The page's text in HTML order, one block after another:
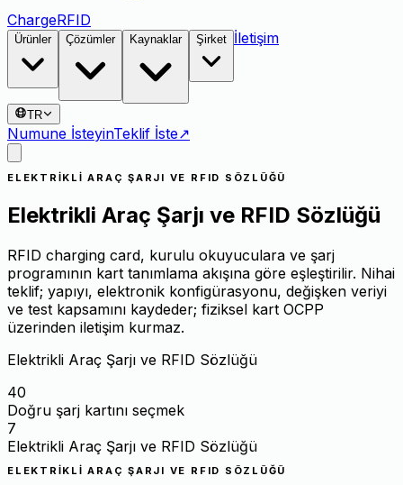
ChargeRFID
Ürünler Çözümler Kaynaklar Şirket İletişim
TR
Numune İsteyinTeklif İste↗
ELEKTRIKLI ARAÇ ŞARJI VE RFID SÖZLÜĞÜ
Elektrikli Araç Şarjı ve RFID Sözlüğü
RFID charging card, kurulu okuyuculara ve şarj
programının kart tanımlama akışına göre eşleştirilir. Nihai
teklif; yapıyı, elektronik konfigürasyonu, değişken veriyi
ve test kapsamını kaydeder; fiziksel kart OCPP
üzerinden iletişim kurmaz.
Elektrikli Araç Şarjı ve RFID Sözlüğü
40
Doğru şarj kartını seçmek
7
Elektrikli Araç Şarjı ve RFID Sözlüğü
ELEKTRIKLI ARAÇ ŞARJI VE RFID SÖZLÜĞÜ